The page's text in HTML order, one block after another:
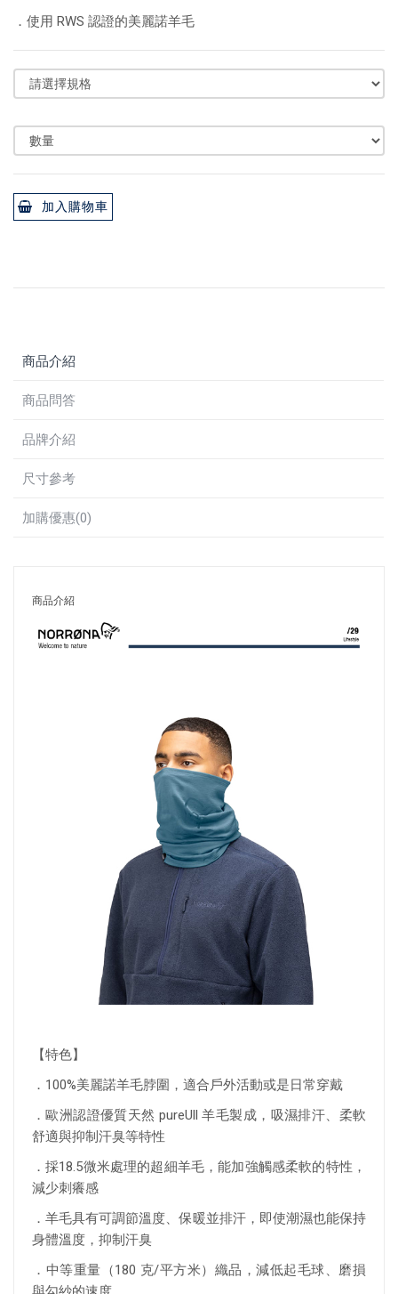
．使用 RWS 認證的美麗諾羊毛
加入購物車
商品介紹
商品問答
品牌介紹
尺寸參考
加購優惠(0)
商品介紹
【特色】
．100%美麗諾羊毛脖圍，適合戶外活動或是日常穿戴
．歐洲認證優質天然 pureUll 羊毛製成，吸濕排汗、柔軟
舒適與抑制汗臭等特性
．採18.5微米處理的超細羊毛，能加強觸感柔軟的特性，
減少刺癢感
．羊毛具有可調節溫度、保暖並排汗，即使潮濕也能保持
身體溫度，抑制汗臭
．中等重量（180 克/平方米）織品，減低起毛球、磨損